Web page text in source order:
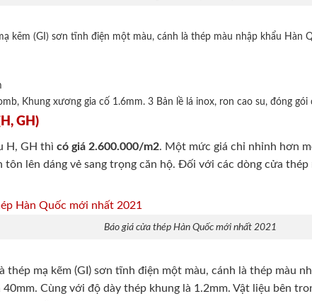
kẽm (GI) sơn tĩnh điện một màu, cánh là thép màu nhập khẩu Hàn
Khung xương gia cố 1.6mm. 3 Bản lề lá inox, ron cao su, đóng gói
GH)
H, GH thìcó giá 2.600.000/m2. Một mức giá chỉ nhỉnh hơn
tôn lên dáng vẻ sang trọng căn hộ. Đối với các dòng cửa
Báo giá cửa thép Hàn Quốc mới nhất 2021
thép mạ kẽm (GI) sơn tĩnh điện một màu, cánh là thép màu
Cùng với độ dày thép khung là 1.2mm. Vật liệu bên